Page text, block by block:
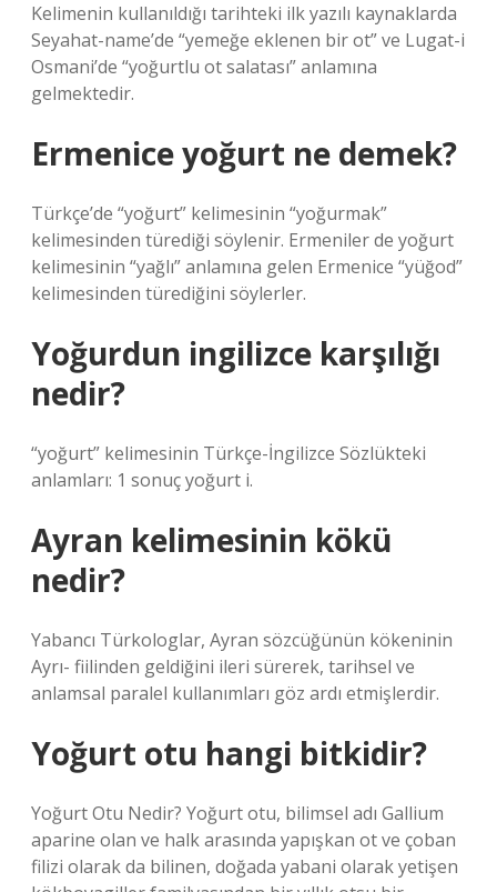
Kelimenin kullanıldığı tarihteki ilk yazılı kaynaklarda
Seyahat-name’de “yemeğe eklenen bir ot” ve Lugat-i
Osmani’de “yoğurtlu ot salatası” anlamına
gelmektedir.
Ermenice yoğurt ne demek?
Türkçe’de “yoğurt” kelimesinin “yoğurmak”
kelimesinden türediği söylenir. Ermeniler de yoğurt
kelimesinin “yağlı” anlamına gelen Ermenice “yüğod”
kelimesinden türediğini söylerler.
Yoğurdun ingilizce karşılığı
nedir?
“yoğurt” kelimesinin Türkçe-İngilizce Sözlükteki
anlamları: 1 sonuç yoğurt i.
Ayran kelimesinin kökü
nedir?
Yabancı Türkologlar, Ayran sözcüğünün kökeninin
Ayrı- fiilinden geldiğini ileri sürerek, tarihsel ve
anlamsal paralel kullanımları göz ardı etmişlerdir.
Yoğurt otu hangi bitkidir?
Yoğurt Otu Nedir? Yoğurt otu, bilimsel adı Gallium
aparine olan ve halk arasında yapışkan ot ve çoban
filizi olarak da bilinen, doğada yabani olarak yetişen